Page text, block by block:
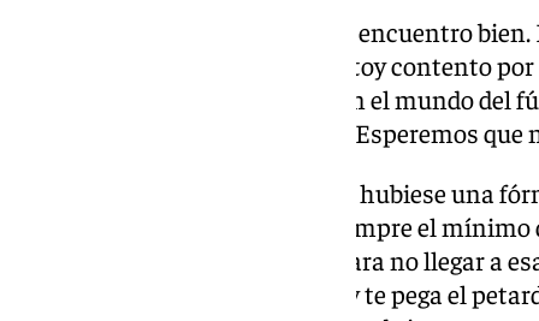
«Ya me encuentro
grupo, con mis compañeros. Estoy contento
tenido un par de lesiones ahí. En el mundo del
hay. He tenido esa mala suerte. Esperemos que
«Si hubiese una
lesionaría. Se intenta cuidar siempre el
partidos, controlar las cargas para no llegar a
por mi experiencia, no te avisa y te pega el